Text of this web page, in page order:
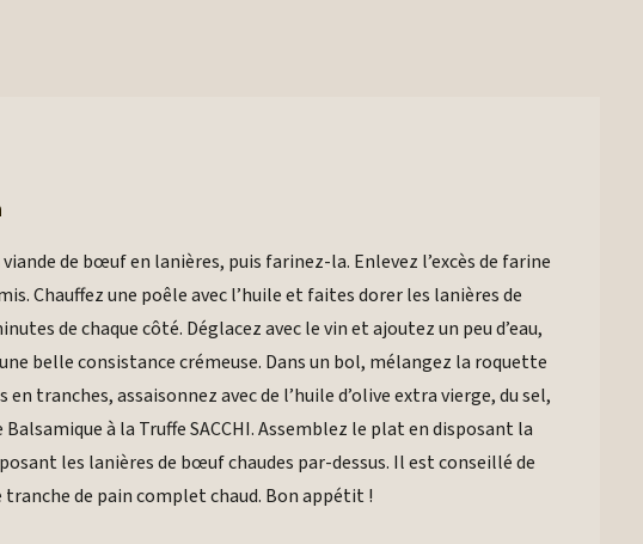
de bœuf en lanières, puis farinez-la. Enlevez l’excès de farine
Chauffez une poêle avec l’huile et faites dorer les lanières de
de chaque côté. Déglacez avec le vin et ajoutez un peu d’eau,
belle consistance crémeuse. Dans un bol, mélangez la roquette
en tranches, assaisonnez avec de l’huile d’olive extra vierge, du sel,
à la Truffe SACCHI. Assemblez le plat en disposant la
les lanières de bœuf chaudes par-dessus. Il est conseillé de
tranche de pain complet chaud. Bon appétit !